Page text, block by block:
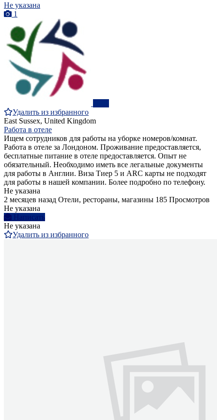
Не указана
1
Удалить из избранного
East Sussex, United Kingdom
Работа в отеле
Ищем сотрудников для работы на уборке номеров/комнат.
Работа в отеле за Лондоном. Проживание предоставляется,
бесплатные питание в отеле предоставляется. Опыт не
обязательный. Необходимо иметь все легальные документы
для работы в Англии. Виза Тиер 5 и ARC карты не подходят
для работы в нашей компании. Более подробно по телефону.
Не указана
2 месяцев назад Отели, рестораны, магазины 185 Просмотров
Не указана
Написать
Не указана
Удалить из избранного